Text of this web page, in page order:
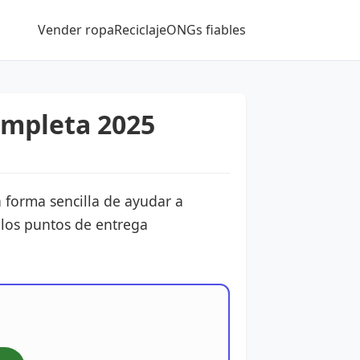
Vender ropaReciclajeONGs fiables
2025
sencilla de ayudar a
puntos de entrega